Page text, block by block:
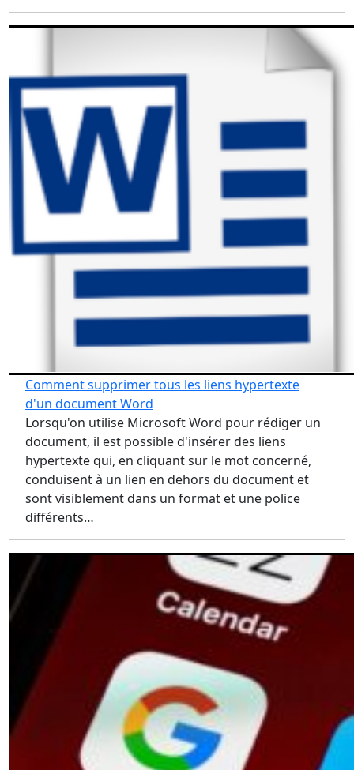
Comment supprimer tous les liens hypertexte
d'un document Word
Lorsqu'on utilise Microsoft Word pour rédiger un
document, il est possible d'insérer des liens
hypertexte qui, en cliquant sur le mot concerné,
conduisent à un lien en dehors du document et
sont visiblement dans un format et une police
différents…